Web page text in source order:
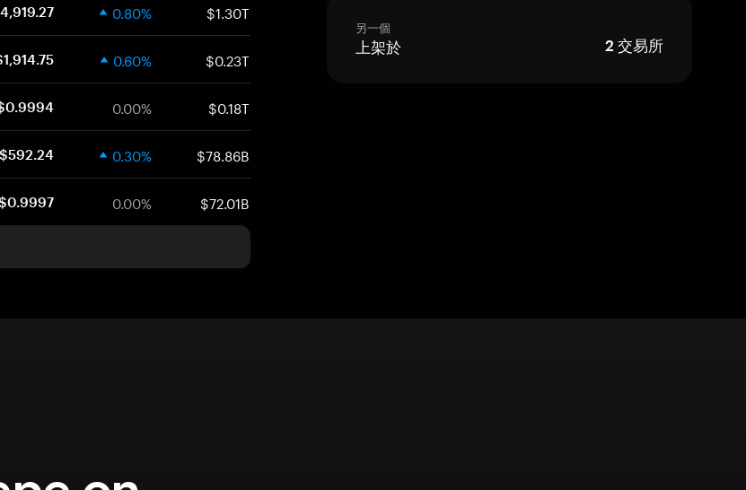
另一個
上架於 2 交易所
0.80% $1.30T
0.60% $0.23T
0.00% $0.18T
$592.24 0.30% $78.86B
0.00% $72.01B